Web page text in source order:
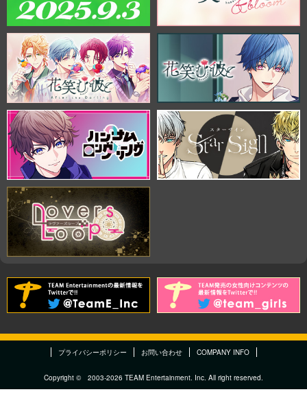
プライバシーポリシー お問い合わせ COMPANY INFO
Copyright © 2003-2026 TEAM Entertainment. Inc. All right reserved.